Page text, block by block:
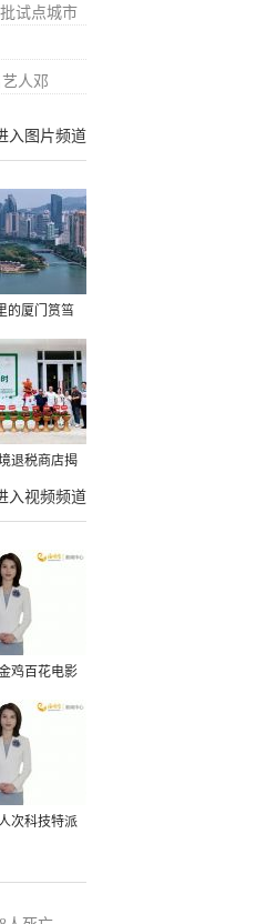
试点城市
人邓
入图片频道
的厦门筼筜
线贯通
退税商店揭
入视频频道
鸡百花电影
展31日启动
次科技特派